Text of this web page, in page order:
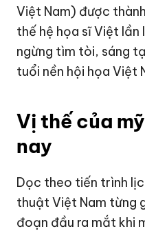
Việt Nam) được
thế hệ họa sĩ Việt
ngừng tìm tòi, sáng
tuổi nền hội họa Việt
Vị thế của
nay
Dọc theo tiến trình
thuật Việt Nam từng
đoạn đầu ra mắt khi